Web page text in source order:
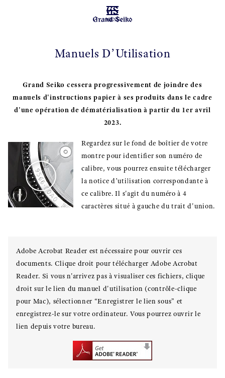
MENU
Manuels D’Utilisation
Grand Seiko cessera progressivement de joindre des
manuels d'instructions papier à ses produits dans le cadre
d'une opération de dématérialisation à partir du 1er avril
2023.
Regardez sur le fond de boîtier de votre
montre pour identifier son numéro de
calibre, vous pourrez ensuite télécharger
la notice d’utilisation correspondante à
ce calibre. Il s'agit du numéro à 4
caractères situé à gauche du trait d'union.
Adobe Acrobat Reader est nécessaire pour ouvrir ces
documents. Clique droit pour télécharger Adobe Acrobat
Reader. Si vous n'arrivez pas à visualiser ces fichiers, clique
droit sur le lien du manuel d'utilisation (contrôle-clique
pour Mac), sélectionner “Enregistrer le lien sous” et
enregistrez-le sur votre ordinateur. Vous pourrez ouvrir le
lien depuis votre bureau.